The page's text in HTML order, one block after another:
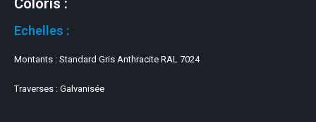
Echelles :
Montants : Standard Gris Anthracite RAL 7024
Traverses : Galvanisée